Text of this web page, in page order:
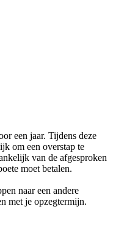
een jaar. Tijdens deze
om een overstap te
van de afgesproken
moet betalen.
naar een andere
met je opzegtermijn.